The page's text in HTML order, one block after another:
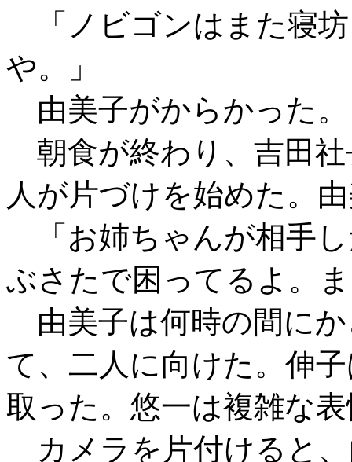
「ノビゴンはまた寝
や。」
由美子がからかった。
朝食が終わり、吉田
人が片づけを始めた。
「お姉ちゃんが相手
ぶさたで困ってるよ。
由美子は何時の間に
て、二人に向けた。伸
取った。悠一は複雑な
カメラを片付けると